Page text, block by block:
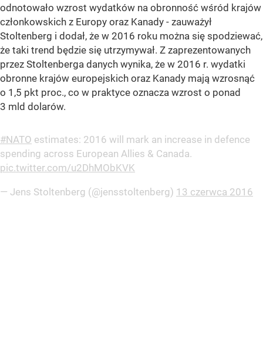
odnotowało wzrost wydatków na obronność wśród krajów
członkowskich z Europy oraz Kanady - zauważył
Stoltenberg i dodał, że w 2016 roku można się spodziewać,
że taki trend będzie się utrzymywał. Z zaprezentowanych
przez Stoltenberga danych wynika, że w 2016 r. wydatki
obronne krajów europejskich oraz Kanady mają wzrosnąć
o 1,5 pkt proc., co w praktyce oznacza wzrost o ponad
3 mld dolarów.
#NATO estimates: 2016 will mark an increase in defence
spending across European Allies & Canada.
pic.twitter.com/u2DhMObKVK
— Jens Stoltenberg (@jensstoltenberg) 13 czerwca 2016